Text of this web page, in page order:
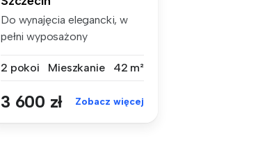
Do wynajęcia elegancki, w
pełni wyposażony
2 pokoi
Mieszkanie 42 m²
3 600 zł Zobacz więcej